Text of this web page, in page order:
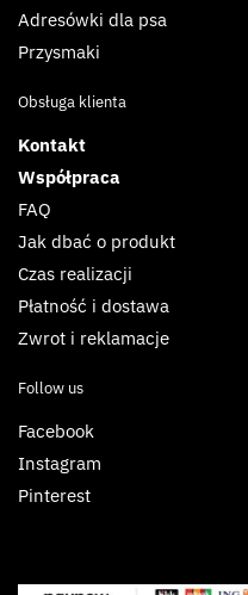
Adresówki dla psa
Przysmaki
Obsługa klienta
Kontakt
Współpraca
FAQ
Jak dbać o produkt
Czas realizacji
Płatność i dostawa
Zwrot i reklamacje
Follow us
Facebook
Instagram
Pinterest